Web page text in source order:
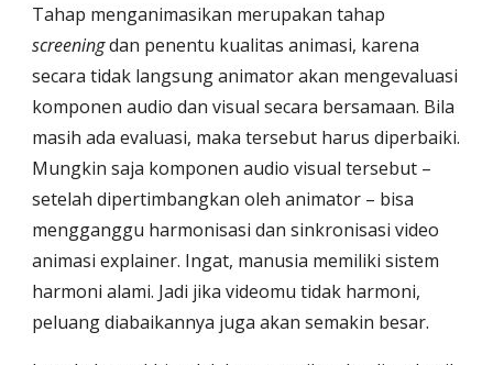
screening dan penentu kualitas animasi, karena
secara tidak langsung animator akan mengevaluasi
komponen audio dan visual secara bersamaan. Bila
masih ada evaluasi, maka tersebut harus diperbaiki.
Mungkin saja komponen audio visual tersebut –
setelah dipertimbangkan oleh animator – bisa
mengganggu harmonisasi dan sinkronisasi video
animasi explainer. Ingat, manusia memiliki sistem
harmoni alami. Jadi jika videomu tidak harmoni,
peluang diabaikannya juga akan semakin besar.